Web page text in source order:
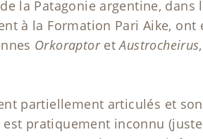
la Patagonie argentine, dans
à la Formation Pari Aike,
OrkoraptoretAustrocheirus
partiellement articulés et
pratiquement inconnu